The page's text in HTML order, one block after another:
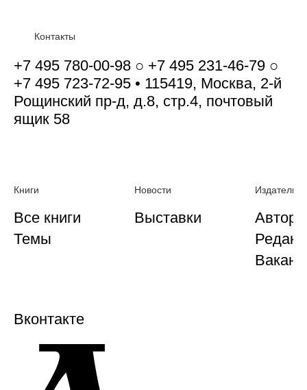
Контакты
+7 495 780-00-98 ○ +7 495 231-46-79 ○
+7 495 723-72-95 • 115419, Москва, 2-й
Рощинский пр-д, д.8, стр.4, почтовый
ящик 58
Книги
Все книги
Темы
Новости
Выставки
Вконтакте